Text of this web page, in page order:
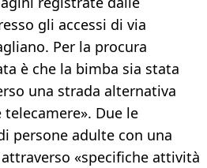
gli accessi di via
Per la procura
è che la bimba sia stata
una strada alternativa
Due le
persone adulte con una
«specifiche attività